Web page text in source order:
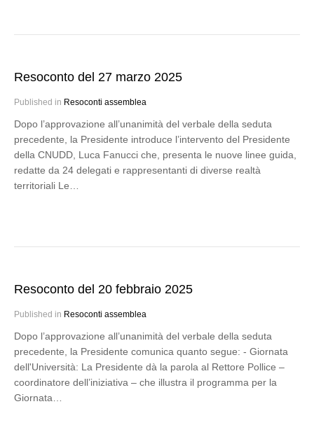
Resoconto del 27 marzo 2025
Published in Resoconti assemblea
Dopo l’approvazione all’unanimità del verbale della seduta
precedente, la Presidente introduce l’intervento del Presidente
della CNUDD, Luca Fanucci che, presenta le nuove linee guida,
redatte da 24 delegati e rappresentanti di diverse realtà
territoriali Le…
Resoconto del 20 febbraio 2025
Published in Resoconti assemblea
Dopo l’approvazione all’unanimità del verbale della seduta
precedente, la Presidente comunica quanto segue: - Giornata
dell'Università: La Presidente dà la parola al Rettore Pollice –
coordinatore dell’iniziativa – che illustra il programma per la
Giornata…